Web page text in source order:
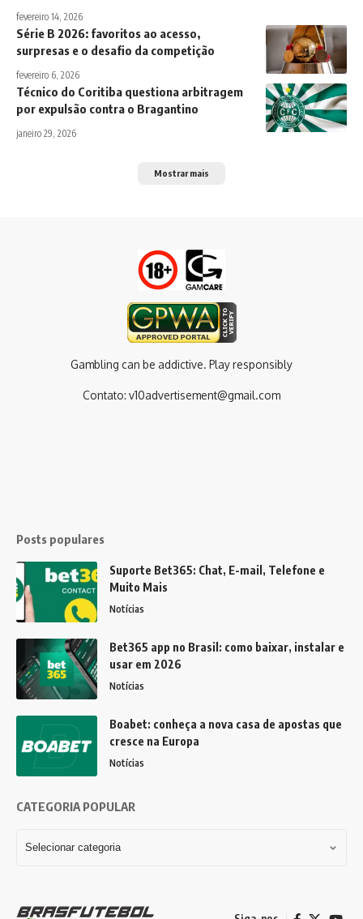
fevereiro 14, 2026
Série B 2026: favoritos ao acesso,
surpresas e o desafio da competição
fevereiro 6, 2026
Técnico do Coritiba questiona arbitragem
por expulsão contra o Bragantino
janeiro 29, 2026
Mostrar mais
Gambling can be addictive. Play responsibly
Contato: v10advertisement@gmail.com
Posts populares
Suporte Bet365: Chat, E-mail, Telefone e
Muito Mais
Notícias
Bet365 app no Brasil: como baixar, instalar e
usar em 2026
Notícias
Boabet: conheça a nova casa de apostas que
cresce na Europa
Notícias
CATEGORIA POPULAR